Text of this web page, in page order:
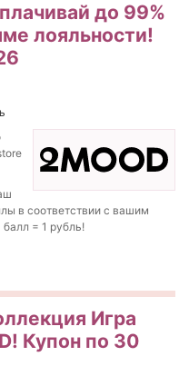
до 99%
лояльности!
в соответствии с вашим
= 1 рубль!
Игра
Купон по 30